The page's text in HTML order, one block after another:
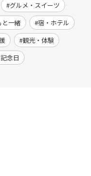
グルメ・スイーツ
と一緒
宿・ホテル
観光・体験
念日